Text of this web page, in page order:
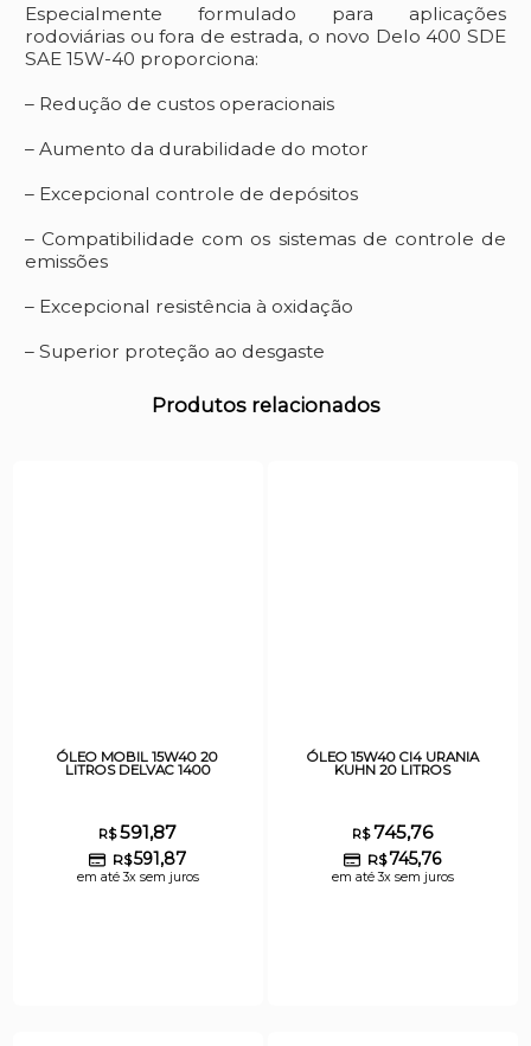
Especialmente formulado para aplicações
rodoviárias ou fora de estrada, o novo Delo 400 SDE
SAE 15W-40 proporciona:
– Redução de custos operacionais
– Aumento da durabilidade do motor
– Excepcional controle de depósitos
– Compatibilidade com os sistemas de controle de
emissões
– Excepcional resistência à oxidação
– Superior proteção ao desgaste
Produtos relacionados
ÓLEO MOBIL 15W40 20
LITROS DELVAC 1400
R$591,87
R$591,87
em até 3x sem juros
ÓLEO 15W40 CI4 URANIA
KUHN 20 LITROS
R$745,76
R$745,76
em até 3x sem juros